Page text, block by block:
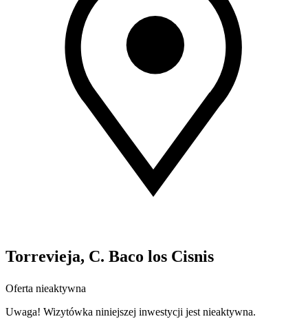
Torrevieja, C. Baco los Cisnis
Oferta nieaktywna
Uwaga! Wizytówka niniejszej inwestycji jest nieaktywna.